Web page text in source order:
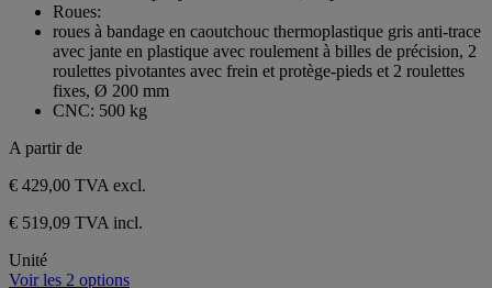
Roues:
roues à bandage en caoutchouc thermoplastique gris anti-trace
avec jante en plastique avec roulement à billes de précision, 2
roulettes pivotantes avec frein et protège-pieds et 2 roulettes
fixes, Ø 200 mm
CNC: 500 kg
A partir de
€ 429,00 TVA excl.
€ 519,09 TVA incl.
Unité
Voir les 2 options